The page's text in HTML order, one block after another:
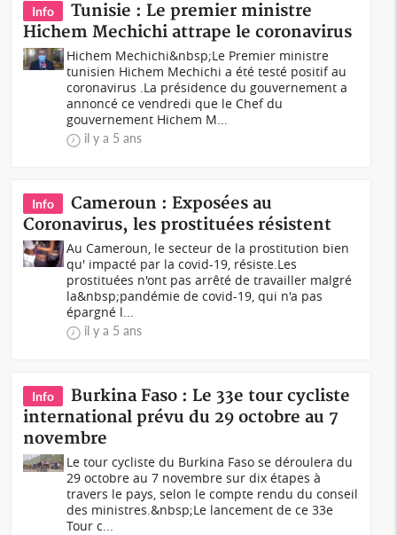
Info
Tunisie : Le premier ministre
Hichem Mechichi attrape le coronavirus
Hichem Mechichi&nbsp;Le Premier ministre
tunisien Hichem Mechichi a été testé positif au
coronavirus .La présidence du gouvernement a
annoncé ce vendredi que le Chef du
gouvernement Hichem M...
il y a 5 ans
Info
Cameroun : Exposées au
Coronavirus, les prostituées résistent
Au Cameroun, le secteur de la prostitution bien
qu' impacté par la covid-19, résiste.Les
prostituées n'ont pas arrêté de travailler malgré
la&nbsp;pandémie de covid-19, qui n'a pas
épargné l...
il y a 5 ans
Info
Burkina Faso : Le 33e tour cycliste
international prévu du 29 octobre au 7
novembre
Le tour cycliste du Burkina Faso se déroulera du
29 octobre au 7 novembre sur dix étapes à
travers le pays, selon le compte rendu du conseil
des ministres.&nbsp;Le lancement de ce 33e
Tour c...